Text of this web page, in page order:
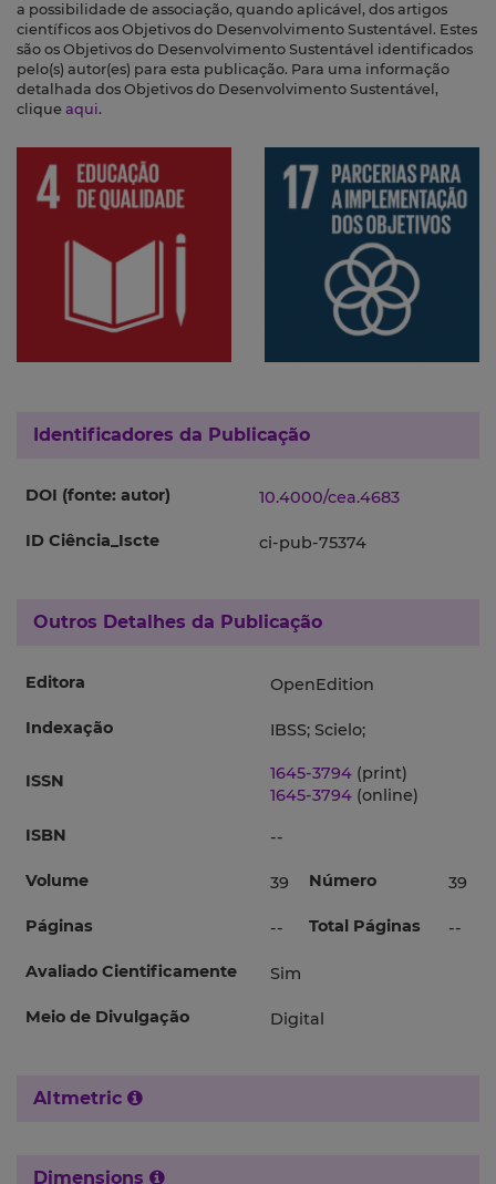
a possibilidade de associação, quando aplicável, dos artigos
científicos aos Objetivos do Desenvolvimento Sustentável. Estes
são os Objetivos do Desenvolvimento Sustentável identificados
pelo(s) autor(es) para esta publicação. Para uma informação
detalhada dos Objetivos do Desenvolvimento Sustentável,
clique aqui.
Identificadores da Publicação
DOI (fonte: autor) 10.4000/cea.4683
ID Ciência_Iscte ci-pub-75374
Outros Detalhes da Publicação
Editora OpenEdition
Indexação IBSS; Scielo;
ISSN 1645-3794 (print)
1645-3794 (online)
ISBN
--
Volume 39 Número 39
Páginas -- Total Páginas --
Avaliado Cientificamente Sim
Meio de Divulgação Digital
Altmetric
Dimensions